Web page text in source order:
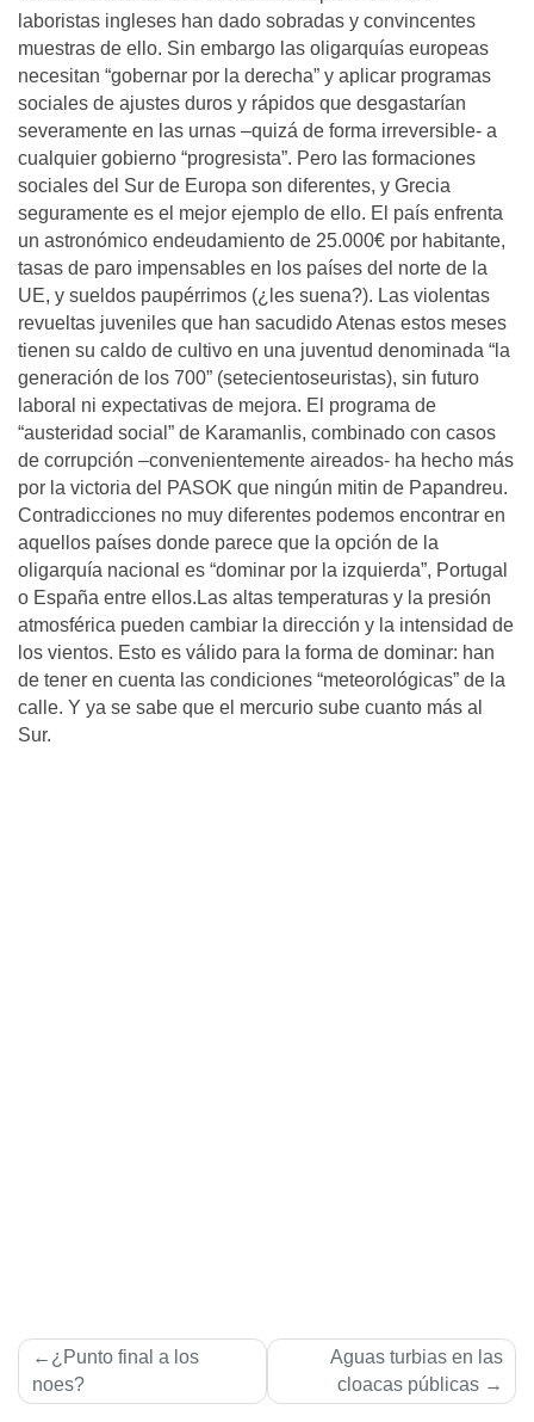
laboristas ingleses han dado sobradas y convincentes
muestras de ello. Sin embargo las oligarquías europeas
necesitan “gobernar por la derecha” y aplicar programas
sociales de ajustes duros y rápidos que desgastarían
severamente en las urnas –quizá de forma irreversible- a
cualquier gobierno “progresista”. Pero las formaciones
sociales del Sur de Europa son diferentes, y Grecia
seguramente es el mejor ejemplo de ello. El país enfrenta
un astronómico endeudamiento de 25.000€ por habitante,
tasas de paro impensables en los países del norte de la
UE, y sueldos paupérrimos (¿les suena?). Las violentas
revueltas juveniles que han sacudido Atenas estos meses
tienen su caldo de cultivo en una juventud denominada “la
generación de los 700” (setecientoseuristas), sin futuro
laboral ni expectativas de mejora. El programa de
“austeridad social” de Karamanlis, combinado con casos
de corrupción –convenientemente aireados- ha hecho más
por la victoria del PASOK que ningún mitin de Papandreu.
Contradicciones no muy diferentes podemos encontrar en
aquellos países donde parece que la opción de la
oligarquía nacional es “dominar por la izquierda”, Portugal
o España entre ellos.Las altas temperaturas y la presión
atmosférica pueden cambiar la dirección y la intensidad de
los vientos. Esto es válido para la forma de dominar: han
de tener en cuenta las condiciones “meteorológicas” de la
calle. Y ya se sabe que el mercurio sube cuanto más al
Sur.
Navegación
de
¿Punto final a los
noes?
Aguas turbias en las
cloacas públicas